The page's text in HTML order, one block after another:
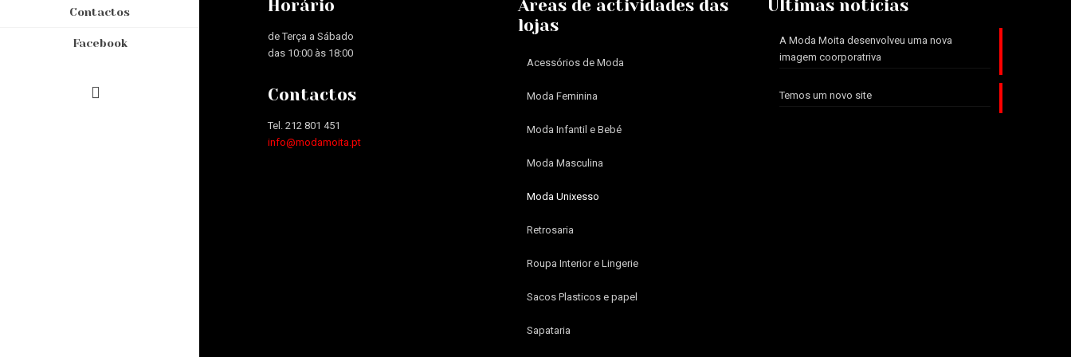
Contactos
Facebook
Horário
de Terça a Sábado
das 10:00 às 18:00
Contactos
Tel. 212 801 451
info@modamoita.pt
Áreas de actividades das
lojas
Acessórios de Moda
Moda Feminina
Moda Infantil e Bebé
Moda Masculina
Moda Unixesso
Retrosaria
Roupa Interior e Lingerie
Sacos Plasticos e papel
Sapataria
Ultimas notícias
A Moda Moita desenvolveu uma nova
imagem coorporatriva
Temos um novo site